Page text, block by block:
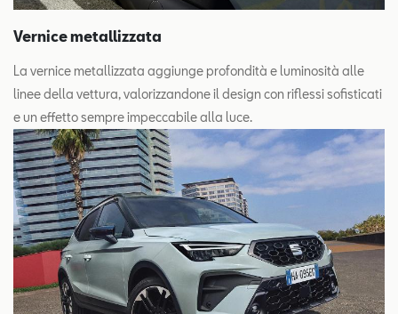
Vernice metallizzata
La vernice metallizzata aggiunge profondità e luminosità alle
linee della vettura, valorizzandone il design con riflessi sofisticati
e un effetto sempre impeccabile alla luce.